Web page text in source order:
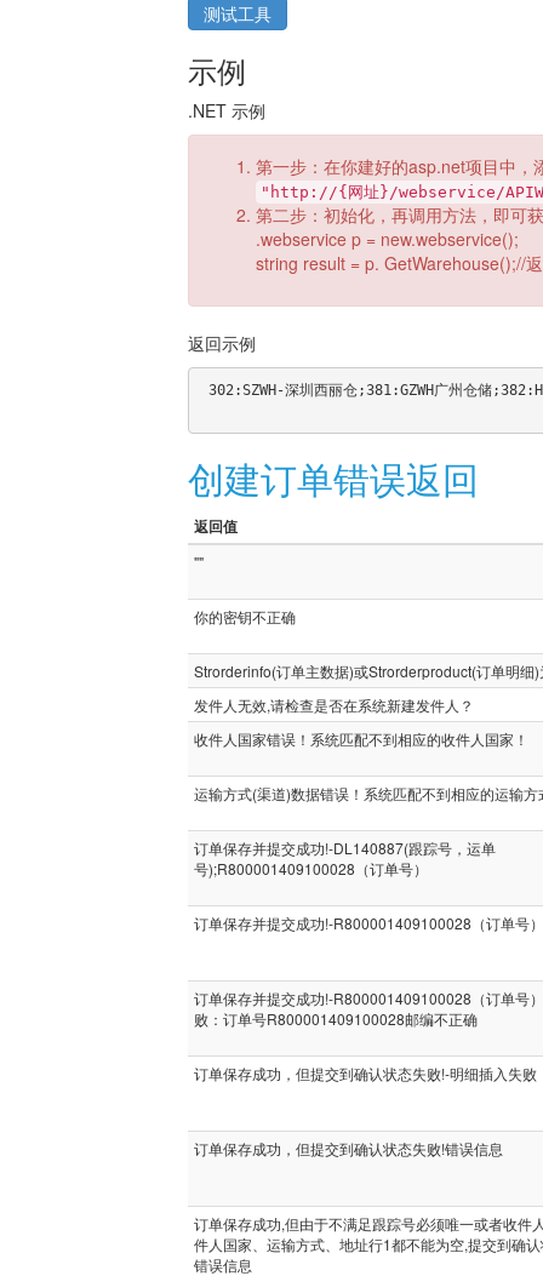
测试工具
示例
.NET 示例
第一步：在你建好的asp.net项目中
"http://{网址}/webservice/
第二步：初始化，再调用方法，即可
.webservice p = new.webservice();
string result = p. GetWarehouse();//
返回示例
302:SZWH-深圳西丽仓;381:GZWH广州仓储;382:HKWH-香港仓储;457:深圳VIP仓储
创建订单错误返回
返回值
""
你的密钥不正确
Strorderinfo(订单主数据)或Strorderproduct(订单明细)
发件人无效,请检查是否在系统新建发件人？
收件人国家错误！系统匹配不到相应的收件人国家！
运输方式(渠道)数据错误！系统匹配不到相应的运输方
订单保存并提交成功!-DL140887(跟踪号，运单
号);R800001409100028（订单号）
订单保存并提交成功!-R800001409100028（订单号）
订单保存并提交成功!-R800001409100028（订单号
败：订单号R800001409100028邮编不正确
订单保存成功，但提交到确认状态失败!-明细插入失败
订单保存成功，但提交到确认状态失败!错误信息
订单保存成功,但由于不满足跟踪号必须唯一或者收件
件人国家、运输方式、地址行1都不能为空,提交到确
错误信息